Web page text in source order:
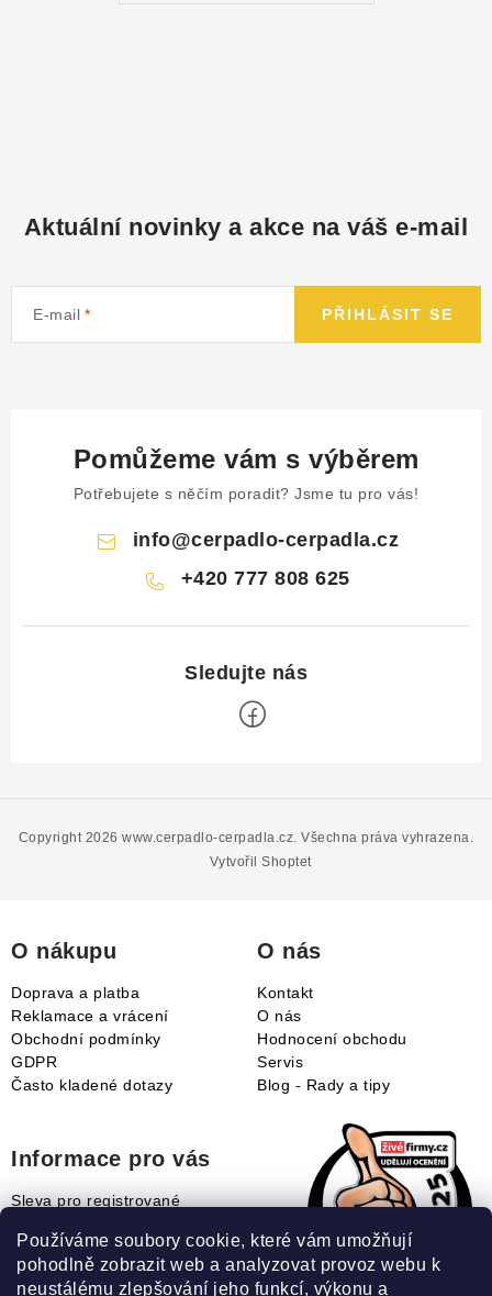
Používáme soubory cookie, které vám umožňují
pohodlně zobrazit web a analyzovat provoz webu k
neustálému zlepšování jeho funkcí, výkonu a
Aktuální novinky a akce na váš e-mail
E-mail PŘIHLÁSIT SE
Pomůžeme vám s výběrem
Potřebujete s něčím poradit? Jsme tu pro vás!
info@cerpadlo-cerpadla.cz
+420 777 808 625
Vytvořil Shoptet
Copyright 2026www.cerpadlo-cerpadla.cz . Všechna práva vyhrazena.
O nákupu
Doprava a platba
Reklamace a vrácení
Obchodní podmínky
GDPR
Často kladené dotazy
O nás
Kontakt
O nás
Hodnocení obchodu
Servis
Blog - Rady a tipy
Informace pro vás
Sleva pro registrované
Jak uplatnit slevový kupón?
Jak nakupovat?
Slovník pojmů